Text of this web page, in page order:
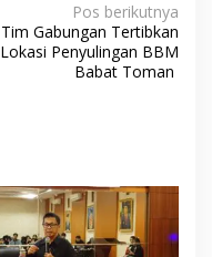
Pos berikutnya
Tim Gabungan Tertibkan
Lokasi Penyulingan BBM
Babat Toman